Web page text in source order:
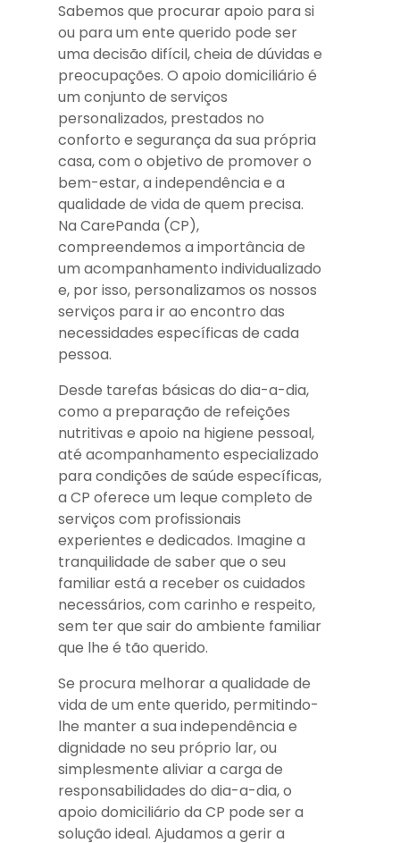
Sabemos que procurar apoio para si
ou para um ente querido pode ser
uma decisão difícil, cheia de dúvidas e
preocupações. O apoio domiciliário é
um conjunto de serviços
personalizados, prestados no
conforto e segurança da sua própria
casa, com o objetivo de promover o
bem-estar, a independência e a
qualidade de vida de quem precisa.
Na CarePanda (CP),
compreendemos a importância de
um acompanhamento individualizado
e, por isso, personalizamos os nossos
serviços para ir ao encontro das
necessidades específicas de cada
pessoa.
Desde tarefas básicas do dia-a-dia,
como a preparação de refeições
nutritivas e apoio na higiene pessoal,
até acompanhamento especializado
para condições de saúde específicas,
a CP oferece um leque completo de
serviços com profissionais
experientes e dedicados. Imagine a
tranquilidade de saber que o seu
familiar está a receber os cuidados
necessários, com carinho e respeito,
sem ter que sair do ambiente familiar
que lhe é tão querido.
Se procura melhorar a qualidade de
vida de um ente querido, permitindo-
lhe manter a sua independência e
dignidade no seu próprio lar, ou
simplesmente aliviar a carga de
responsabilidades do dia-a-dia, o
apoio domiciliário da CP pode ser a
solução ideal. Ajudamos a gerir a